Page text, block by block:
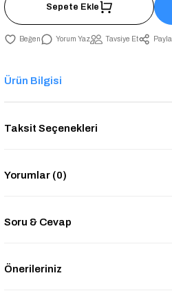
Sepete Ekle
Yorum Yaz Tavsiye Et
Ürün Bilgisi
Taksit Seçenekleri
Yorumlar (0)
Soru & Cevap
Önerileriniz